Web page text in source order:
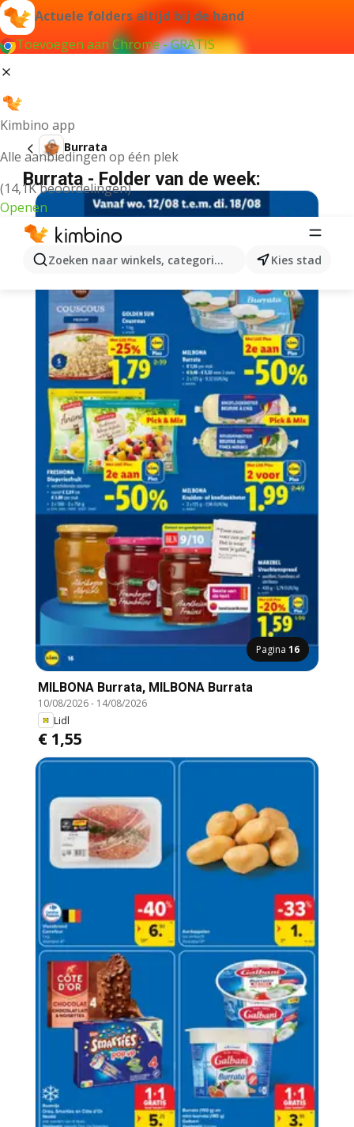
Actuele folders altijd bij de hand
Toevoegen aan Chrome - GRATIS
Kimbino app
Alle aanbiedingen op één plek
(14,1K beoordelingen)
Openen
Zoeken naar winkels, categorieën, producten...
Kies stad
Burrata
Burrata - Folder van de week:
Pagina 16
MILBONA Burrata, MILBONA Burrata
10/08/2026- 14/08/2026
Lidl
€ 1,55